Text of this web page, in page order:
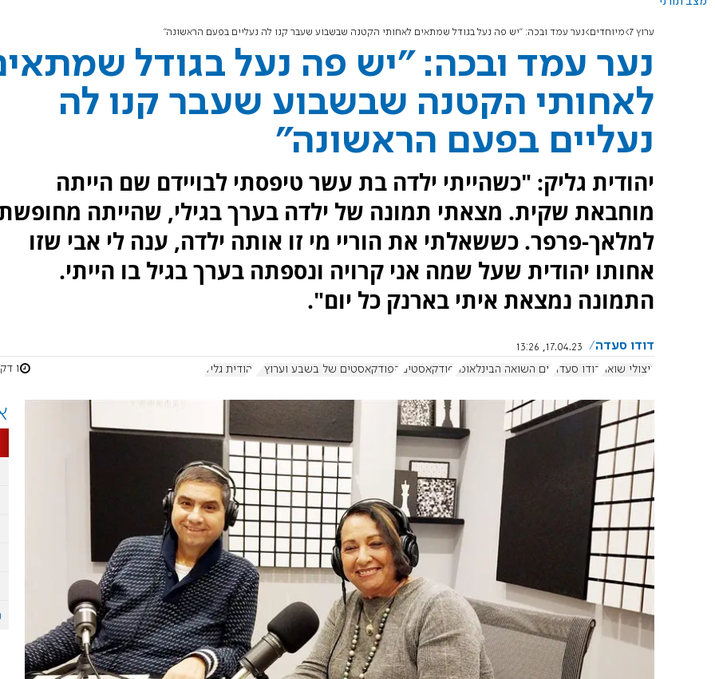
ערוץ 7 מיוחדים נער עמד ובכה: "יש פה נעל בגודל שמתאים לאחותי הקטנה שבשבוע שעבר קנו לה נעליים בפעם הראשונה"
נער עמד ובכה: "יש פה נעל בגודל
לאחותי הקטנה שבשבוע שעבר קנו לה
נעליים בפעם הראשונה"
יהודית גליק: "כשהייתי ילדה בת עשר טיפסתי לבויידם שם הייתה
מוחבאת שקית. מצאתי תמונה של ילדה בערך בגילי, שהייתה
למלאך-פרפר. כששאלתי את הוריי מי זו אותה ילדה, ענה לי אבי שזו
אחותו יהודית שעל שמה אני קרויה ונספתה בערך בגיל בו הייתי.
התמונה נמצאת איתי בארנק כל יום".
דודו סעדה
17.04.23, 13:26
ניצולי שואה
דודו סעדה יום השואה הבינלאומי פודקאסטים הפודקאסטים של בשבע וערוץ 7 יהודית גליק 1 דקות